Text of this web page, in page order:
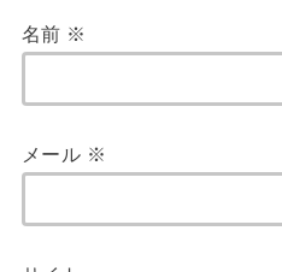
名前 ※
メール ※